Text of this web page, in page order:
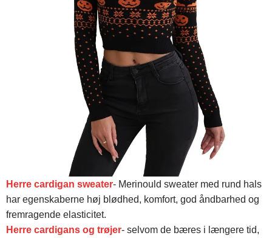
Herre cardigan sweater- Merinould sweater med rund hals
har egenskaberne høj blødhed, komfort, god åndbarhed og
fremragende elasticitet.
Herre cardigans og trøjer- selvom de bæres i længere tid,